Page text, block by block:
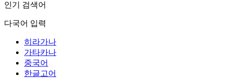
인기 검색어
다국어 입력
히라가나
가타카나
중국어
한글고어